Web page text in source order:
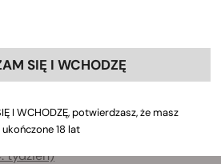
odżywczych i podlewania.
odmiany epsilon f1: lista sprzętu
odmiany epsilon f1: faza
tydzień)
SIĘ I WCHODZĘ
I WCHODZĘ, potwierdzasz, że masz
ukończone 18 lat